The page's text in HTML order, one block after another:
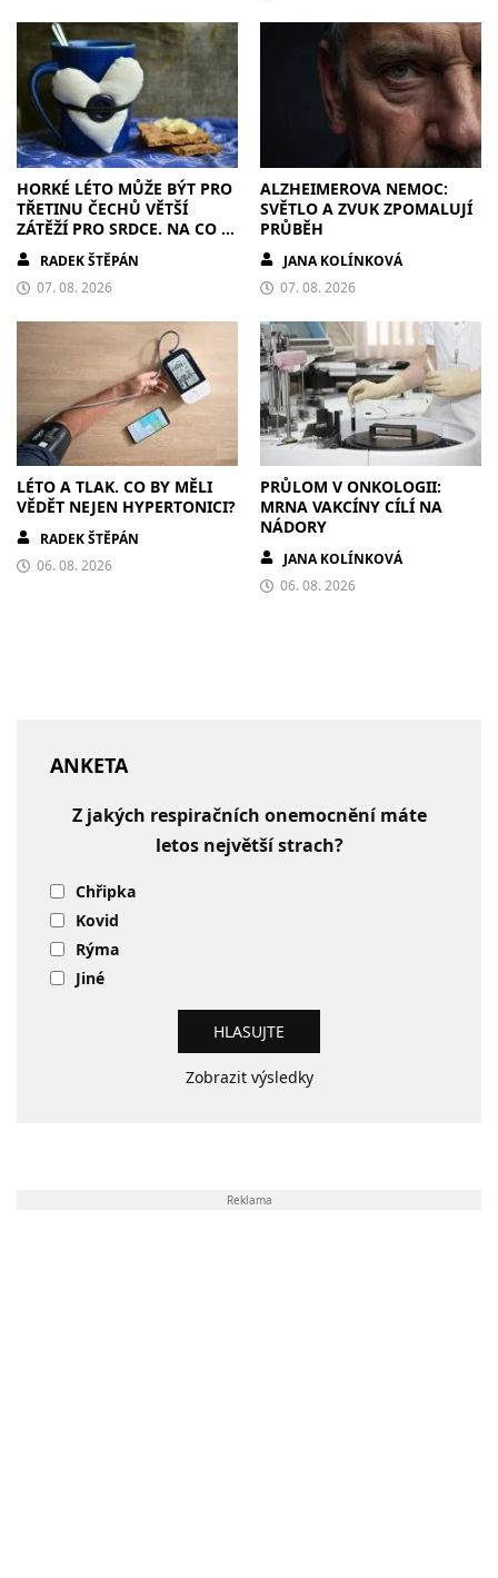
HORKÉ LÉTO MŮŽE BÝT PRO
TŘETINU ČECHŮ VĚTŠÍ
ZÁTĚŽÍ PRO SRDCE. NA CO SI
DÁT POZOR?
RADEK ŠTĚPÁN
07. 08. 2026
ALZHEIMEROVA NEMOC:
SVĚTLO A ZVUK ZPOMALUJÍ
PRŮBĚH
JANA KOLÍNKOVÁ
07. 08. 2026
LÉTO A TLAK. CO BY MĚLI
VĚDĚT NEJEN HYPERTONICI?
RADEK ŠTĚPÁN
06. 08. 2026
PRŮLOM V ONKOLOGII:
MRNA VAKCÍNY CÍLÍ NA
NÁDORY
JANA KOLÍNKOVÁ
06. 08. 2026
ANKETA
Z jakých respiračních onemocnění máte
letos největší strach?
Chřipka
Kovid
Rýma
Jiné
Zobrazit výsledky
Reklama